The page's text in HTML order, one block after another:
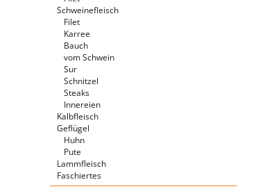
Schweinefleisch
Filet
Karree
Bauch
vom Schwein
Sur
Schnitzel
Steaks
Innereien
Kalbfleisch
Geflügel
Huhn
Pute
Lammfleisch
Faschiertes